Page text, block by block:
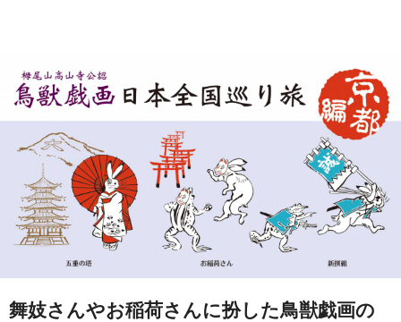
舞妓さんやお稲荷さんに扮した鳥獣戯画の